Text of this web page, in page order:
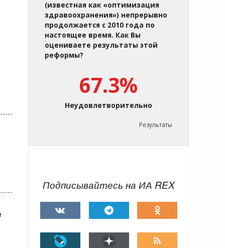
(известная как «оптимизация
здравоохранения») непрерывно
продолжается с 2010 года по
настоящее время. Как Вы
оцениваете результаты этой
реформы?
67.3%
Неудовлетворительно
Результаты
Подписывайтесь на ИА REX